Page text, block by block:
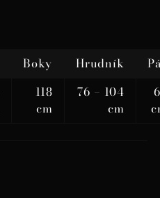
Boky Hrudník
118
cm
76 – 104
cm